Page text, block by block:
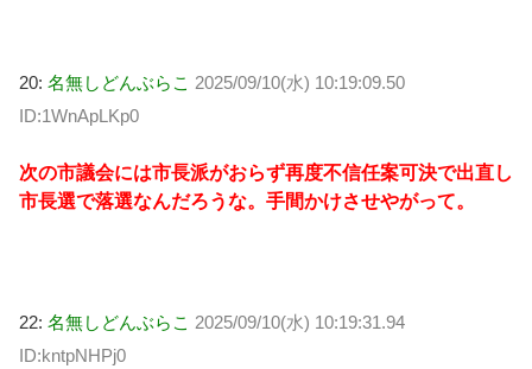
20: 名無しどんぶらこ 2025/09/10(水) 10:19:09.50
ID:1WnApLKp0
次の市議会には市長派がおらず再度不信任案可決で出直し
市長選で落選なんだろうな。手間かけさせやがって。
22: 名無しどんぶらこ 2025/09/10(水) 10:19:31.94
ID:kntpNHPj0